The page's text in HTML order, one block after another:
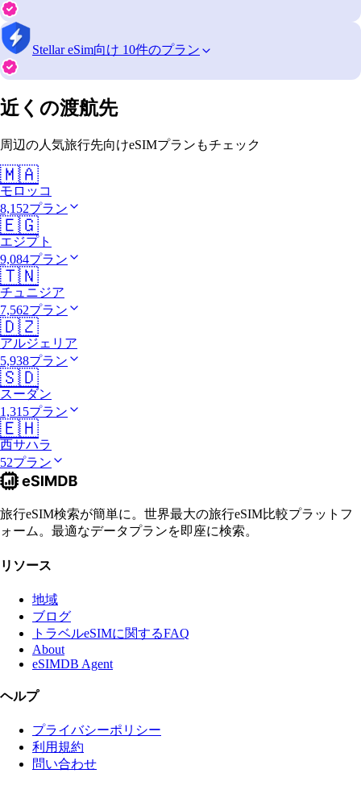
Stellar eSim向け 10件のプラン
近くの渡航先
周辺の人気旅行先向けeSIMプランもチェック
🇲🇦
モロッコ
8,152プラン
🇪🇬
エジプト
9,084プラン
🇹🇳
チュニジア
7,562プラン
🇩🇿
アルジェリア
5,938プラン
🇸🇩
スーダン
1,315プラン
🇪🇭
西サハラ
52プラン
旅行eSIM検索が簡単に。世界最大の旅行eSIM比較プラットフ
ォーム。最適なデータプランを即座に検索。
リソース
地域
ブログ
トラベルeSIMに関するFAQ
About
eSIMDB Agent
ヘルプ
プライバシーポリシー
利用規約
問い合わせ